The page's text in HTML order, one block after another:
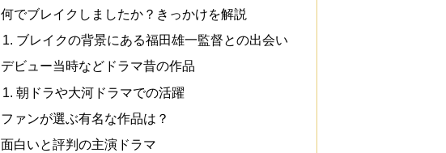
何でブレイクしましたか？きっかけを解説
ブレイクの背景にある福田雄一監督との出会い
デビュー当時などドラマ昔の作品
朝ドラや大河ドラマでの活躍
ファンが選ぶ有名な作品は？
面白いと評判の主演ドラマ